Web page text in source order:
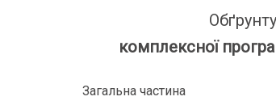
комплексної
Загальна частина